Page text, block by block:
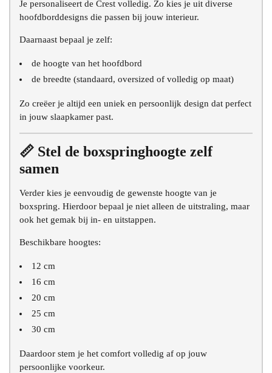
Je personaliseert de Crest volledig. Zo kies je uit diverse
hoofdborddesigns die passen bij jouw interieur.
Daarnaast bepaal je zelf:
de hoogte van het hoofdbord
de breedte (standaard, oversized of volledig op maat)
Zo creëer je altijd een uniek en persoonlijk design dat perfect
in jouw slaapkamer past.
📏 Stel de boxspringhoogte zelf
samen
Verder kies je eenvoudig de gewenste hoogte van je
boxspring. Hierdoor bepaal je niet alleen de uitstraling, maar
ook het gemak bij in- en uitstappen.
Beschikbare hoogtes:
12 cm
16 cm
20 cm
25 cm
30 cm
Daardoor stem je het comfort volledig af op jouw
persoonlijke voorkeur.